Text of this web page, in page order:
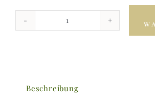
Holunderlikör
Beschreibung